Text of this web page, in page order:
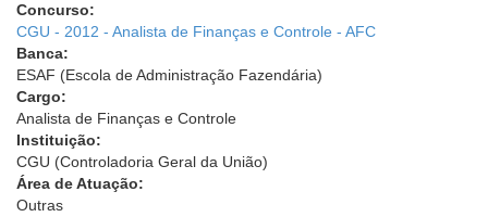
Concurso:
CGU - 2012 - Analista de Finanças e Controle - AFC
Banca:
ESAF (Escola de Administração Fazendária)
Cargo:
Analista de Finanças e Controle
Instituição:
CGU (Controladoria Geral da União)
Área de Atuação:
Outras